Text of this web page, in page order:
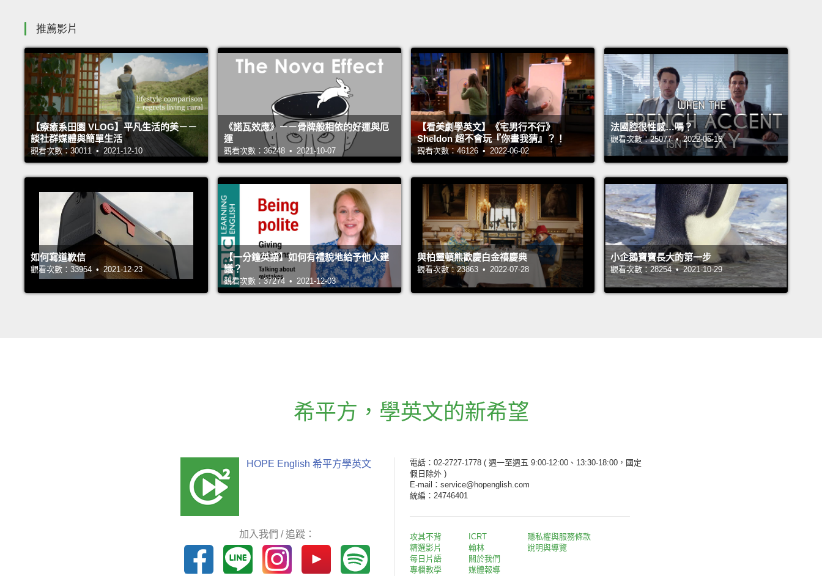
推薦影片
【療癒系田園 VLOG】平凡生活的美－－
談社群媒體與簡單生活
觀看次數：30011 • 2021-12-10
《諾瓦效應》－－骨牌般相依的好運與厄
運
觀看次數：36248 • 2021-10-07
【看美劇學英文】《宅男行不行》
Sheldon 超不會玩『你畫我猜』？！
觀看次數：46126 • 2022-06-02
法國腔很性感…嗎？
觀看次數：25077 • 2022-06-16
如何寫道歉信
觀看次數：33954 • 2021-12-23
【一分鐘英語】如何有禮貌地給予他人建
議？
觀看次數：37274 • 2021-12-03
與柏靈頓熊歡慶白金禧慶典
觀看次數：23863 • 2022-07-28
小企鵝寶寶長大的第一步
觀看次數：28254 • 2021-10-29
希平方 ， 學英文的新希望
HOPE English 希平方學英文
加入我們 / 追蹤：
電話：02-2727-1778 ( 週一至週五 9:00-12:00、13:30-18:00，國定
假日除外 )
E-mail：service@hopenglish.com
統編：24746401
攻其不背
精選影片
每日片語
專欄教學
ICRT
翰林
關於我們
媒體報導
隱私權與服務條款
說明與導覽